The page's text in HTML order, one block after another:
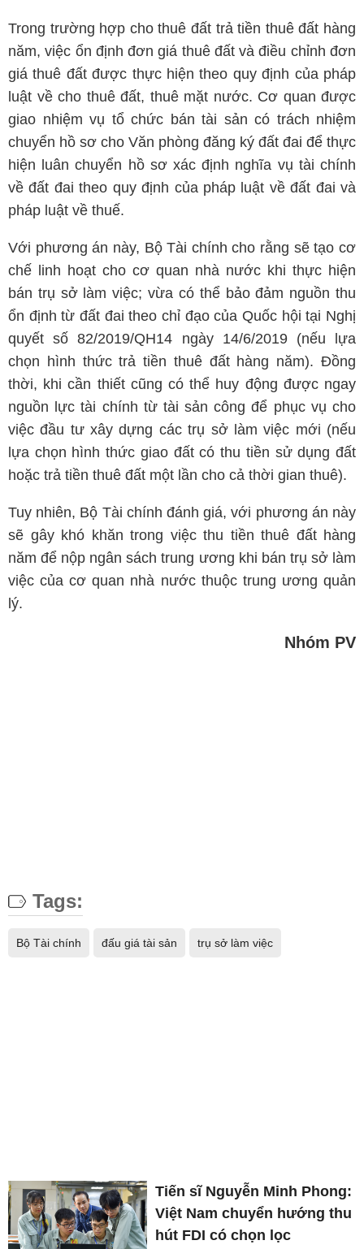
Trong trường hợp cho thuê đất trả tiền thuê đất hàng
năm, việc ổn định đơn giá thuê đất và điều chỉnh đơn
giá thuê đất được thực hiện theo quy định của pháp
luật về cho thuê đất, thuê mặt nước. Cơ quan được
giao nhiệm vụ tổ chức bán tài sản có trách nhiệm
chuyển hồ sơ cho Văn phòng đăng ký đất đai để thực
hiện luân chuyển hồ sơ xác định nghĩa vụ tài chính
về đất đai theo quy định của pháp luật về đất đai và
pháp luật về thuế.
Với phương án này, Bộ Tài chính cho rằng sẽ tạo cơ
chế linh hoạt cho cơ quan nhà nước khi thực hiện
bán trụ sở làm việc; vừa có thể bảo đảm nguồn thu
ổn định từ đất đai theo chỉ đạo của Quốc hội tại Nghị
quyết số 82/2019/QH14 ngày 14/6/2019 (nếu lựa
chọn hình thức trả tiền thuê đất hàng năm). Đồng
thời, khi cần thiết cũng có thể huy động được ngay
nguồn lực tài chính từ tài sản công để phục vụ cho
việc đầu tư xây dựng các trụ sở làm việc mới (nếu
lựa chọn hình thức giao đất có thu tiền sử dụng đất
hoặc trả tiền thuê đất một lần cho cả thời gian thuê).
Tuy nhiên, Bộ Tài chính đánh giá, với phương án này
sẽ gây khó khăn trong việc thu tiền thuê đất hàng
năm để nộp ngân sách trung ương khi bán trụ sở làm
việc của cơ quan nhà nước thuộc trung ương quản
lý.
Nhóm PV
Tags:
Bộ Tài chính đấu giá tài sản trụ sở làm việc
Tiến sĩ Nguyễn Minh Phong:
Việt Nam chuyển hướng thu
hút FDI có chọn lọc